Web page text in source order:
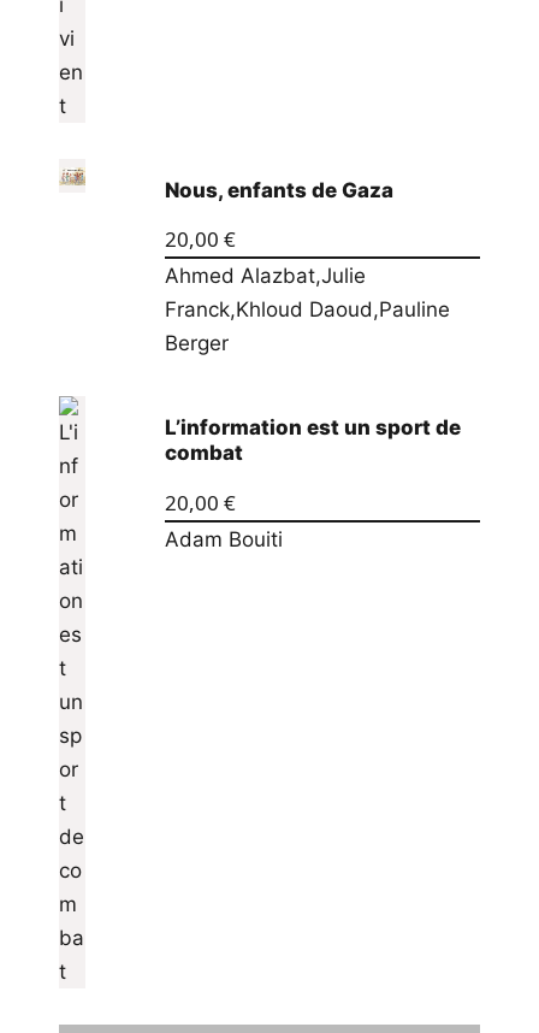
Nous, enfants de Gaza
20,00 €
Ahmed Alazbat,Julie
Franck,Khloud Daoud,Pauline
Berger
L’information est un sport de
combat
20,00 €
Adam Bouiti